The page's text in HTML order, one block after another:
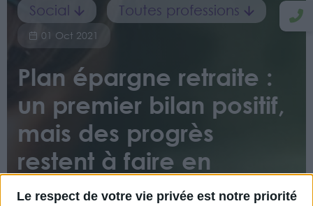
Le respect de votre vie privée est notre priorité
Social Toutes professions
01 Oct 2021
Plan épargne retraite :
un premier bilan positif,
mais des progrès
restent à faire en
termes de frais